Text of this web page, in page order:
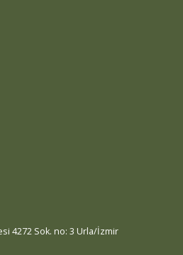
4272 Sok. no: 3 Urla/İzmir